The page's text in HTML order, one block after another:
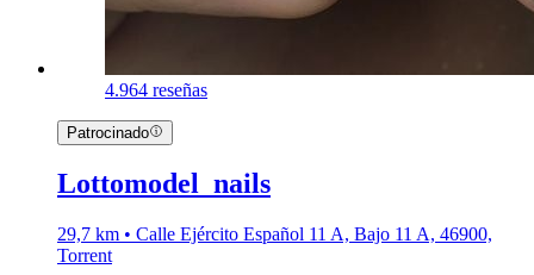
4.964 reseñas
Patrocinado
Lottomodel_nails
29,7 km • Calle Ejército Español 11 A, Bajo 11 A, 46900,
Torrent